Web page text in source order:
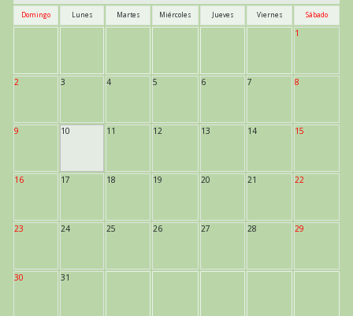
Domingo Lunes Martes Miércoles Jueves Viernes Sábado
1
2 3 4 5 6 7 8
9 10 11 12 13 14 15
16 17 18 19 20 21 22
23 24 25 26 27 28 29
30 31